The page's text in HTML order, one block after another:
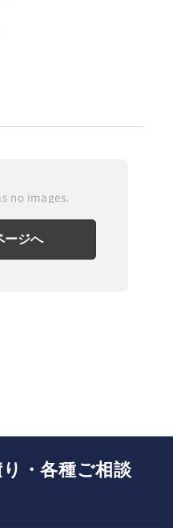
no images.
ージへ
・各種ご相談